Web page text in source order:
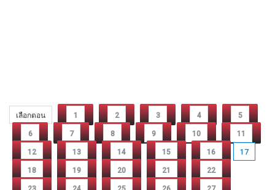
เลือกตอน 1 2 3 4 5
6 7 8 9 10 11
12 13 14 15 16 17
18 19 20 21 22